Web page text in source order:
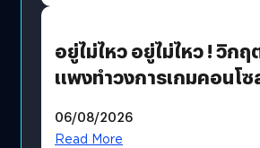
อยู่ไม่ไหว อยู่ไม่ไหว ! วิกฤ
แพงทำวงการเกมคอนโซ
?
06/08/2026
Read More